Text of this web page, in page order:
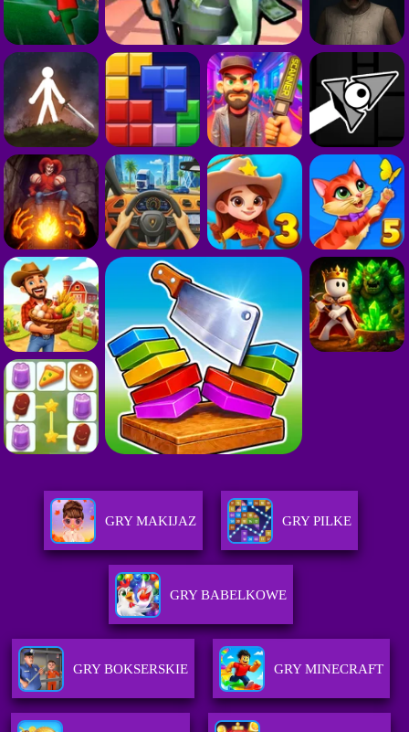
GRY MAKIJAZ GRY PILKE
GRY BABELKOWE
GRY BOKSERSKIE GRY MINECRAFT